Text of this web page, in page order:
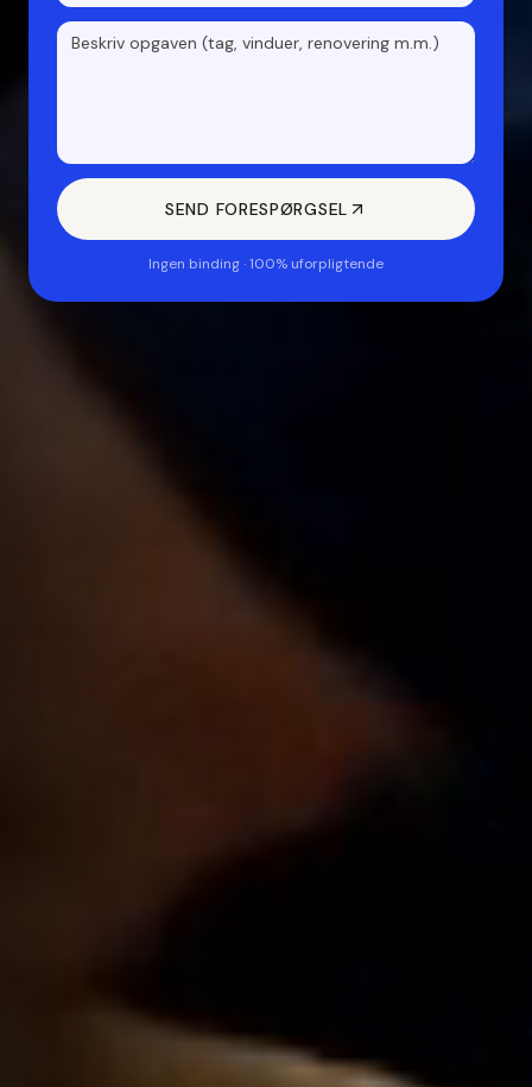
SEND FORESPØRGSEL
Ingen binding · 100% uforpligtende